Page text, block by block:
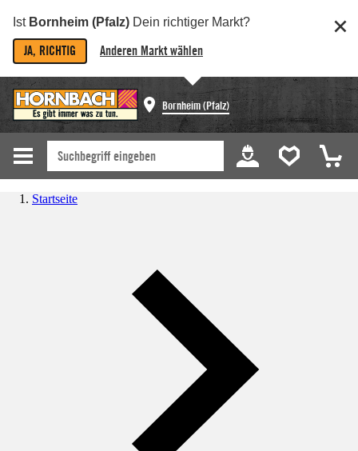
Ist Bornheim (Pfalz) Dein richtiger Markt?
JA, RICHTIG Anderen Markt wählen
Bornheim (Pfalz)
Startseite